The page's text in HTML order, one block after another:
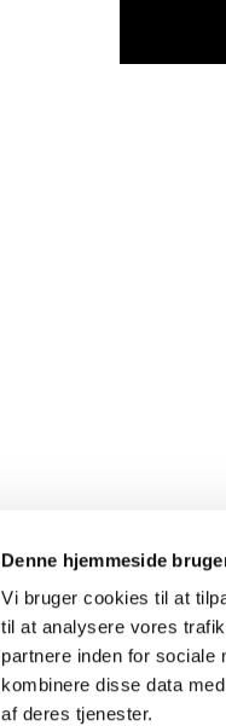
Denne hjemmeside
Vi bruger cookies til at
til at analysere vores
partnere inden for sociale
kombinere disse data
af deres tjenester.
Storring-Stjær